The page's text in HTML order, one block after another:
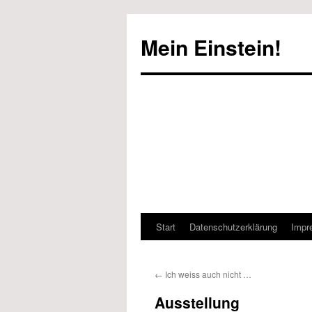
Mein Einstein!
Start Datenschutzerklärung
← Ich weiss auch nicht …
Ausstellung